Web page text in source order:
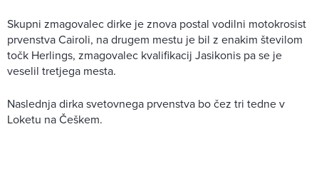
Skupni zmagovalec dirke je znova postal vodilni motokrosist
prvenstva Cairoli, na drugem mestu je bil z enakim številom
točk Herlings, zmagovalec kvalifikacij Jasikonis pa se je
veselil tretjega mesta.
Naslednja dirka svetovnega prvenstva bo čez tri tedne v
Loketu na Češkem.